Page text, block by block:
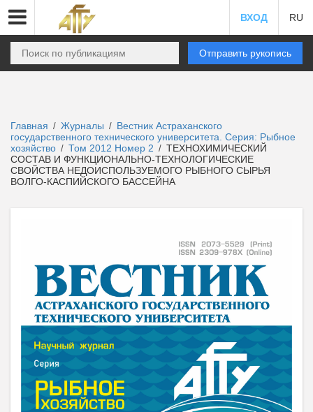
ВХОД RU
Отправить рукопись
Главная / Журналы / Вестник Астраханского
государственного технического университета. Серия: Рыбное
хозяйство / Том 2012 Номер 2 / ТЕХНОХИМИЧЕСКИЙ
СОСТАВ И ФУНКЦИОНАЛЬНО-ТЕХНОЛОГИЧЕСКИЕ
СВОЙСТВА НЕДОИСПОЛЬЗУЕМОГО РЫБНОГО СЫРЬЯ
ВОЛГО-КАСПИЙСКОГО БАССЕЙНА